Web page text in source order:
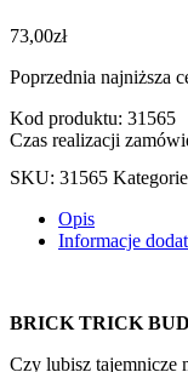
73,00zł
Poprzednia najniższa
Kod produktu: 31565
Czas realizacji
SKU: 31565
Opis
Informacje
BRICK TRICK
Czy lubisz tajemnicze